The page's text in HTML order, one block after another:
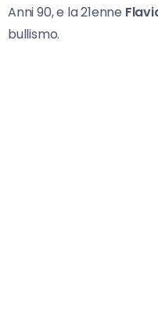
Anni 90, e la 21enne
bullismo.